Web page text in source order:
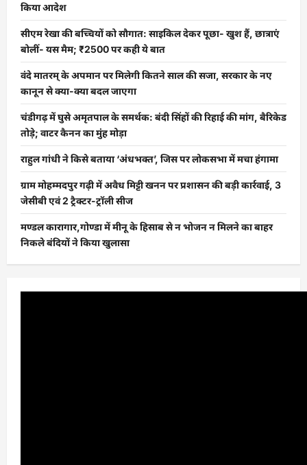
किया आदेश
सीएम रेखा की बच्चियों को सौगात: साइकिल देकर पूछा- खुश हैं, छात्राएं
बोलीं- यस मैम; ₹2500 पर कही ये बात
वंदे मातरम् के अपमान पर मिलेगी कितने साल की सजा, सरकार के नए
कानून से क्या-क्या बदल जाएगा
चंडीगढ़ में घुसे अमृतपाल के समर्थक: बंदी सिंहों की रिहाई की मांग, बैरिकेड
तोड़े; वाटर कैनन का मुंह मोड़ा
राहुल गांधी ने किसे बताया ‘अंधभक्त’, जिस पर लोकसभा में मचा हंगामा
ग्राम मोहम्मदपुर गढ़ी में अवैध मिट्टी खनन पर प्रशासन की बड़ी कार्रवाई, 3
जेसीबी एवं 2 ट्रैक्टर-ट्रॉली सीज
मण्डल कारागार,गोण्डा में मीनू के हिसाब से न भोजन न मिलने का बाहर
निकले बंदियों ने किया खुलासा